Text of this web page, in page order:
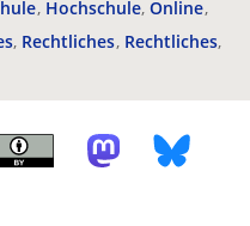
Hochschule Online
Rechtliches Rechtliches